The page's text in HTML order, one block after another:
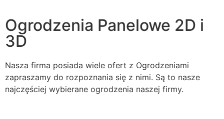
Ogrodzenia Panelowe 2D i
3D
Nasza firma posiada wiele ofert z Ogrodzeniami
zapraszamy do rozpoznania się z nimi. Są to nasze
najczęściej wybierane ogrodzenia naszej firmy.